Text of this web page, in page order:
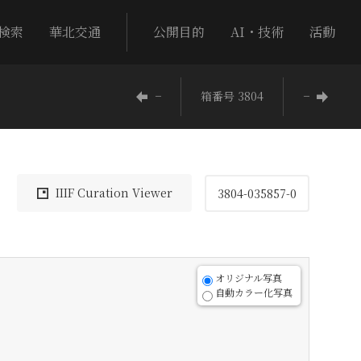
索 華北交通 公開目的 AI・技術 活動
− 箱番号 3804 −
IIIF Curation Viewer 3804-035857-0
オリジナル写真
自動カラー化写真